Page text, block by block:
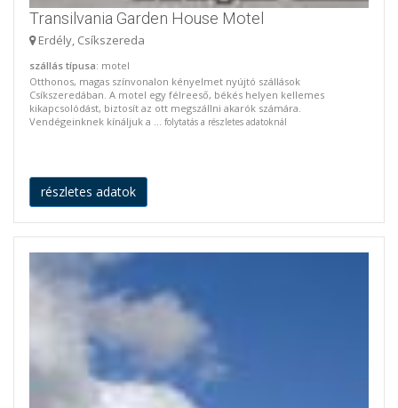
Transilvania Garden House Motel
Erdély, Csíkszereda
szállás típusa: motel
Otthonos, magas színvonalon kényelmet nyújtó szállások
Csíkszeredában. A motel egy félreeső, békés helyen kellemes
kikapcsolódást, biztosít az ott megszállni akarók számára.
Vendégeinknek kínáljuk a ... folytatás a részletes adatoknál
részletes adatok